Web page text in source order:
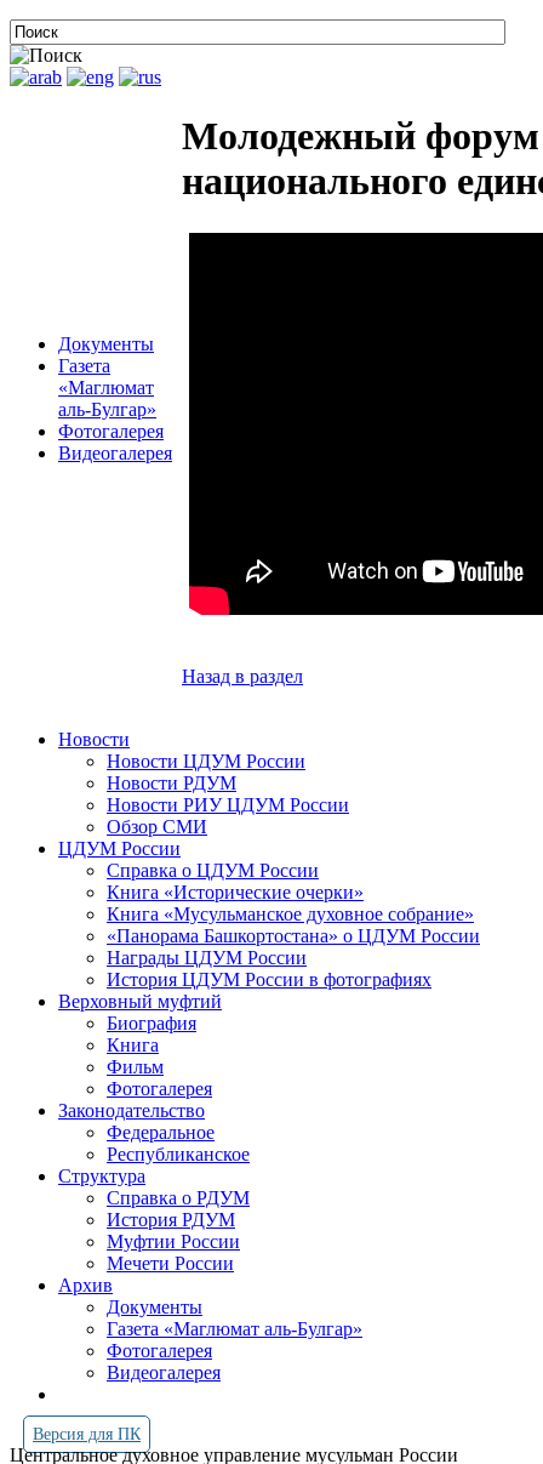
Документы
Газета
«Маглюмат
аль-Булгар»
Фотогалерея
Видеогалерея
Молодежный форум
национального
Назад в раздел
Новости
Новости ЦДУМ России
Новости РДУМ
Новости РИУ ЦДУМ России
Обзор СМИ
ЦДУМ России
Справка о ЦДУМ России
Книга «Исторические очерки»
Книга «Мусульманское духовное собрание»
«Панорама Башкортостана» о ЦДУМ России
Награды ЦДУМ России
История ЦДУМ России в фотографиях
Верховный муфтий
Биография
Книга
Фильм
Фотогалерея
Законодательство
Федеральное
Республиканское
Структура
Справка о РДУМ
История РДУМ
Муфтии России
Мечети России
Архив
Документы
Газета «Маглюмат аль-Булгар»
Фотогалерея
Видеогалерея
Версия для ПК
Центральное духовное управление мусульман России